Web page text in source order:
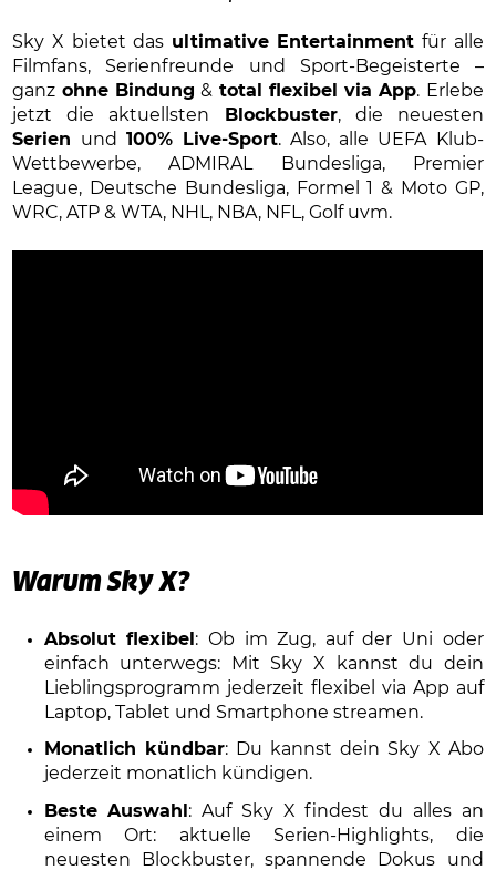
Sky X bietet das ultimative Entertainment für alle
Filmfans, Serienfreunde und Sport-Begeisterte –
ganz ohne Bindung & total flexibel via App. Erlebe
jetzt die aktuellsten
Blockbuster, die neuesten
Serien und 100% Live-Sport. Also, alle UEFA Klub-
Wettbewerbe, ADMIRAL Bundesliga, Premier
League, Deutsche Bundesliga, Formel 1 & Moto GP,
WRC, ATP & WTA, NHL, NBA, NFL, Golf uvm.
Warum Sky X?
Absolut flexibel : Ob im Zug, auf der Uni oder
einfach unterwegs: Mit Sky X kannst du dein
Lieblingsprogramm jederzeit flexibel via App auf
Laptop, Tablet und Smartphone streamen.
Monatlich kündbar: Du kannst dein Sky X Abo
jederzeit monatlich kündigen.
Beste Auswahl : Auf Sky X findest du alles an
einem Ort: aktuelle Serien-Highlights, die
neuesten Blockbuster, spannende Dokus und